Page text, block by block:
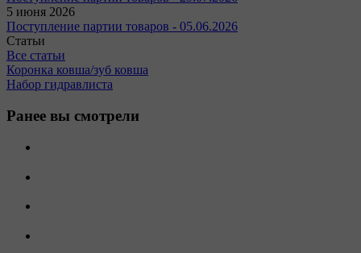
5 июня 2026
Поступление партии товаров - 05.06.2026
Статьи
Все статьи
Коронка ковша/зуб ковша
Набор гидравлиста
Ранее вы смотрели